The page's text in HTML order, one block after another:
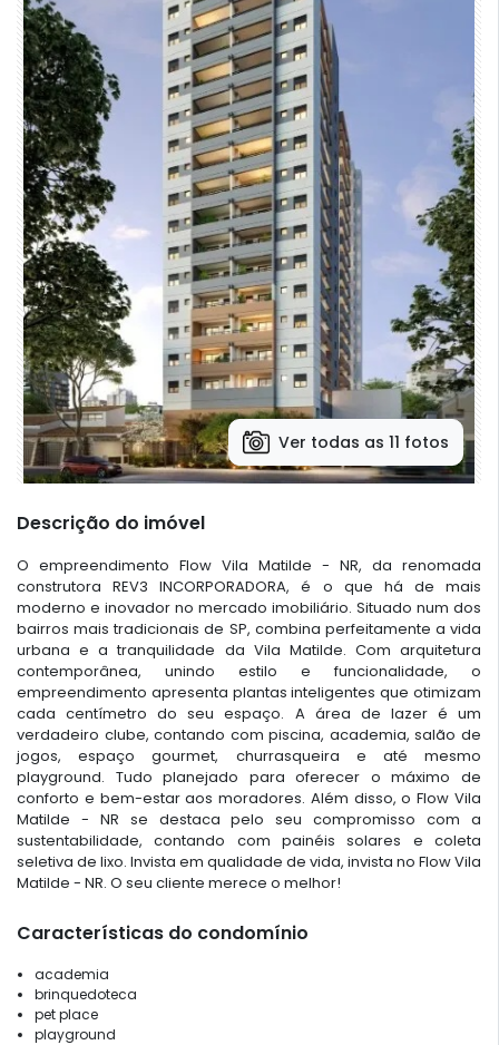
Ver todas as 11 fotos
Descrição do imóvel
O empreendimento Flow Vila Matilde - NR, da renomada
construtora REV3 INCORPORADORA, é o que há de mais
moderno e inovador no mercado imobiliário. Situado num dos
bairros mais tradicionais de SP, combina perfeitamente a vida
urbana e a tranquilidade da Vila Matilde. Com arquitetura
contemporânea, unindo estilo e funcionalidade, o
empreendimento apresenta plantas inteligentes que otimizam
cada centímetro do seu espaço. A área de lazer é um
verdadeiro clube, contando com piscina, academia, salão de
jogos, espaço gourmet, churrasqueira e até mesmo
playground. Tudo planejado para oferecer o máximo de
conforto e bem-estar aos moradores. Além disso, o Flow Vila
Matilde - NR se destaca pelo seu compromisso com a
sustentabilidade, contando com painéis solares e coleta
seletiva de lixo. Invista em qualidade de vida, invista no Flow Vila
Matilde - NR. O seu cliente merece o melhor!
Características do condomínio
academia
brinquedoteca
pet place
playground